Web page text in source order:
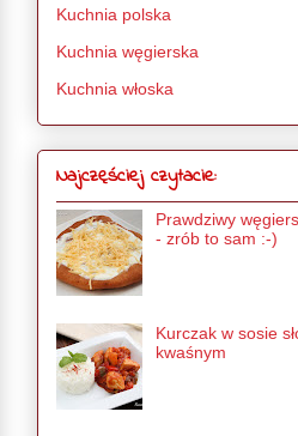
Kuchnia polska
Kuchnia węgierska
Kuchnia włoska
Najczęściej czytacie:
Prawdziwy
- zrób to sam :-)
Kurczak w sosie
kwaśnym